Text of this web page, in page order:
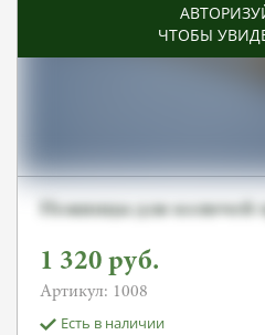
ЧТОБЫ
Ножницы для колючей
1 320 руб.
Артикул: 1008
Есть в наличии